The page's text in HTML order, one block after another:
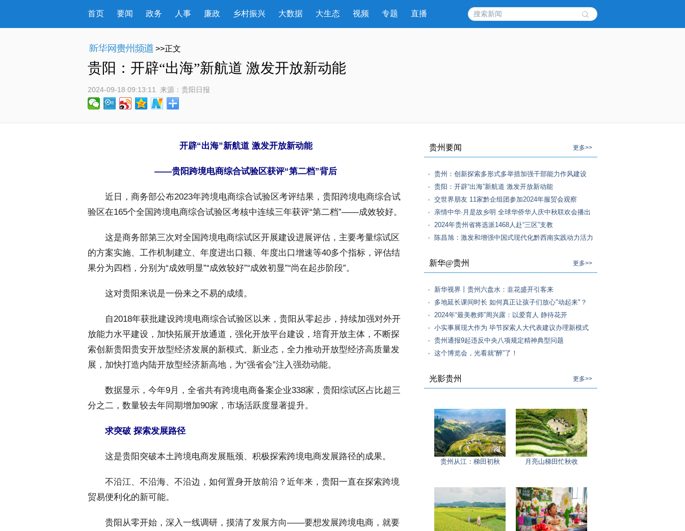
首页 要闻 政务 人事 廉政 乡村振兴 大数据 大生态 视频 专题 直播
>>正文
贵阳：开辟“出海”新航道 激发开放新动能
2024-09-18 09:13:11 来源： 贵阳日报
开辟“出海”新航道 激发开放新动能
——贵阳跨境电商综合试验区获评“第二档”背后
近日，商务部公布2023年跨境电商综合试验区考评结果，贵阳跨境电商综合试
验区在165个全国跨境电商综合试验区考核中连续三年获评“第二档”——成效较好。
这是商务部第三次对全国跨境电商综试区开展建设进展评估，主要考量综试区
的方案实施、工作机制建立、年度进出口额、年度出口增速等40多个指标，评估结
果分为四档，分别为“成效明显”“成效较好”“成效初显”“尚在起步阶段”。
这对贵阳来说是一份来之不易的成绩。
自2018年获批建设跨境电商综合试验区以来，贵阳从零起步，持续加强对外开
放能力水平建设，加快拓展开放通道，强化开放平台建设，培育开放主体，不断探
索创新贵阳贵安开放型经济发展的新模式、新业态，全力推动开放型经济高质量发
展，加快打造内陆开放型经济新高地，为“强省会”注入强劲动能。
数据显示，今年9月，全省共有跨境电商备案企业338家，贵阳综试区占比超三
分之二，数量较去年同期增加90家，市场活跃度显著提升。
求突破 探索发展路径
这是贵阳突破本土跨境电商发展瓶颈、积极探索跨境电商发展路径的成果。
不沿江、不沿海、不沿边，如何置身开放前沿？近年来，贵阳一直在探索跨境
贸易便利化的新可能。
贵阳从零开始，深入一线调研，摸清了发展方向——要想发展跨境电商，就要
贵州要闻 更多>>
贵州：创新探索多形式多举措加强干部能力作风建设
贵阳：开辟“出海”新航道 激发开放新动能
交世界朋友 11家黔企组团参加2024年服贸会观察
亲情中华·月是故乡明 全球华侨华人庆中秋联欢会播出
2024年贵州省将选派1468人赴“三区”支教
陈昌旭：激发和增强中国式现代化黔西南实践动力活力
新华@贵州 更多>>
新华视界丨贵州六盘水：韭花盛开引客来
多地延长课间时长 如何真正让孩子们放心"动起来"？
2024年“最美教师”周兴露：以爱育人 静待花开
小实事展现大作为 毕节探索人大代表建议办理新模式
贵州通报9起违反中央八项规定精神典型问题
这个博览会，光看就“醉”了！
光影贵州 更多>>
贵州从江：梯田初秋 月亮山梯田忙秋收